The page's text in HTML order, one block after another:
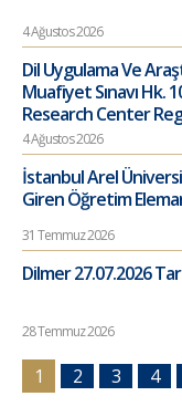
4 Ağustos 2026
Dil Uygulama Ve
Muafiyet Sınavı Hk.
Research Center
4 Ağustos 2026
İstanbul Arel
Giren Öğretim
31 Temmuz 2026
Dilmer 27.07.2026
28 Temmuz 2026
1 2 3 4